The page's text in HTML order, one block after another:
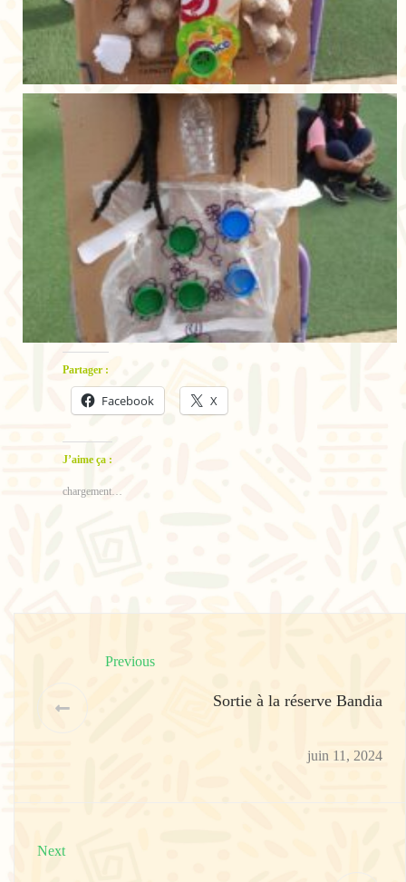
Partager :
Facebook X
J’aime ça :
chargement…
Previous
Sortie à la réserve Bandia
juin 11, 2024
Next